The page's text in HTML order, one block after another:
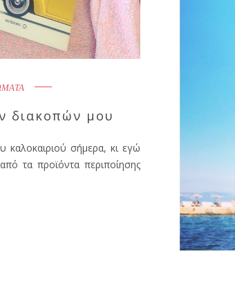
διακοπών μου
καλοκαιριού σήμερα, κι εγώ
τα προϊόντα περιποίησης